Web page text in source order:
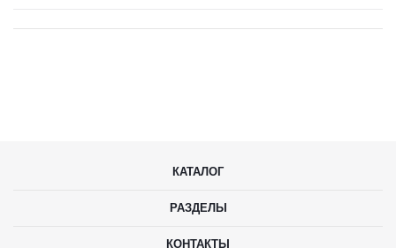
КАТАЛОГ
РАЗДЕЛЫ
КОНТАКТЫ